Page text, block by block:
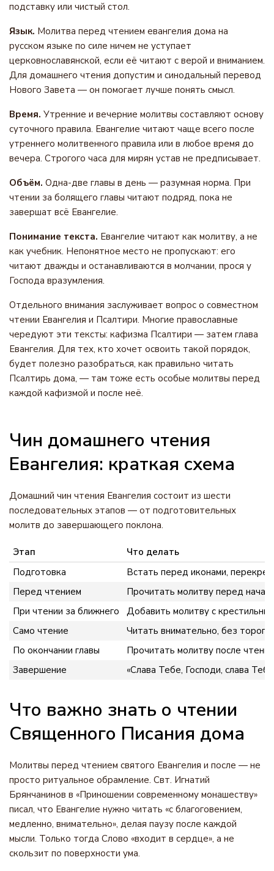
подставку или чистый стол.
Язык. Молитва перед чтением евангелия дома на
русском языке по силе ничем не уступает
церковнославянской, если её читают с верой и вниманием.
Для домашнего чтения допустим и синодальный перевод
Нового Завета — он помогает лучше понять смысл.
Время. Утренние и вечерние молитвы составляют основу
суточного правила. Евангелие читают чаще всего после
утреннего молитвенного правила или в любое время до
вечера. Строгого часа для мирян устав не предписывает.
Объём. Одна-две главы в день — разумная норма. При
чтении за болящего главы читают подряд, пока не
завершат всё Евангелие.
Понимание текста. Евангелие читают как молитву, а не
как учебник. Непонятное место не пропускают: его
читают дважды и останавливаются в молчании, прося у
Господа вразумления.
Отдельного внимания заслуживает вопрос о совместном
чтении Евангелия и Псалтири. Многие православные
чередуют эти тексты: кафизма Псалтири — затем глава
Евангелия. Для тех, кто хочет освоить такой порядок,
будет полезно разобраться, как правильно читать
Псалтирь дома, — там тоже есть особые молитвы перед
каждой кафизмой и после неё.
Чин домашнего чтения
Евангелия: краткая схема
Домашний чин чтения Евангелия состоит из шести
последовательных этапов — от подготовительных
молитв до завершающего поклона.
Этап
Что делать
Подготовка
Встать перед иконами,
Перед чтением
Прочитать молитву перед
При чтении за ближнего
Добавить молитву с
Само чтение
Читать внимательно, без
По окончании главы
Прочитать молитву после
Завершение
«Слава Тебе, Господи, слава
Что важно знать о чтении
Священного Писания дома
Молитвы перед чтением святого Евангелия и после — не
просто ритуальное обрамление. Свт. Игнатий
Брянчанинов в «Приношении современному монашеству»
писал, что Евангелие нужно читать «с благоговением,
медленно, внимательно», делая паузу после каждой
мысли. Только тогда Слово «входит в сердце», а не
скользит по поверхности ума.